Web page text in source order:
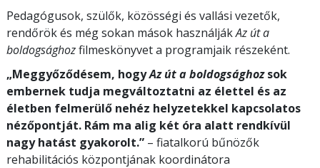
Pedagógusok, szülők, közösségi és vallási vezetők,
rendőrök és még sokan mások használjákAz út a
boldogsághozfilmeskönyvet a programjaik részeként.
„Meggyőződésem, hogyAz út a boldogsághozsok
embernek tudja megváltoztatni az élettel és az
életben felmerülő nehéz helyzetekkel kapcsolatos
nézőpontját. Rám ma alig két óra alatt rendkívül
nagy hatást gyakorolt.” – fiatalkorú bűnözők
rehabilitációs központjának koordinátora